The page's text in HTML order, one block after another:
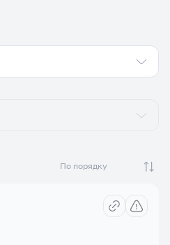
По порядку